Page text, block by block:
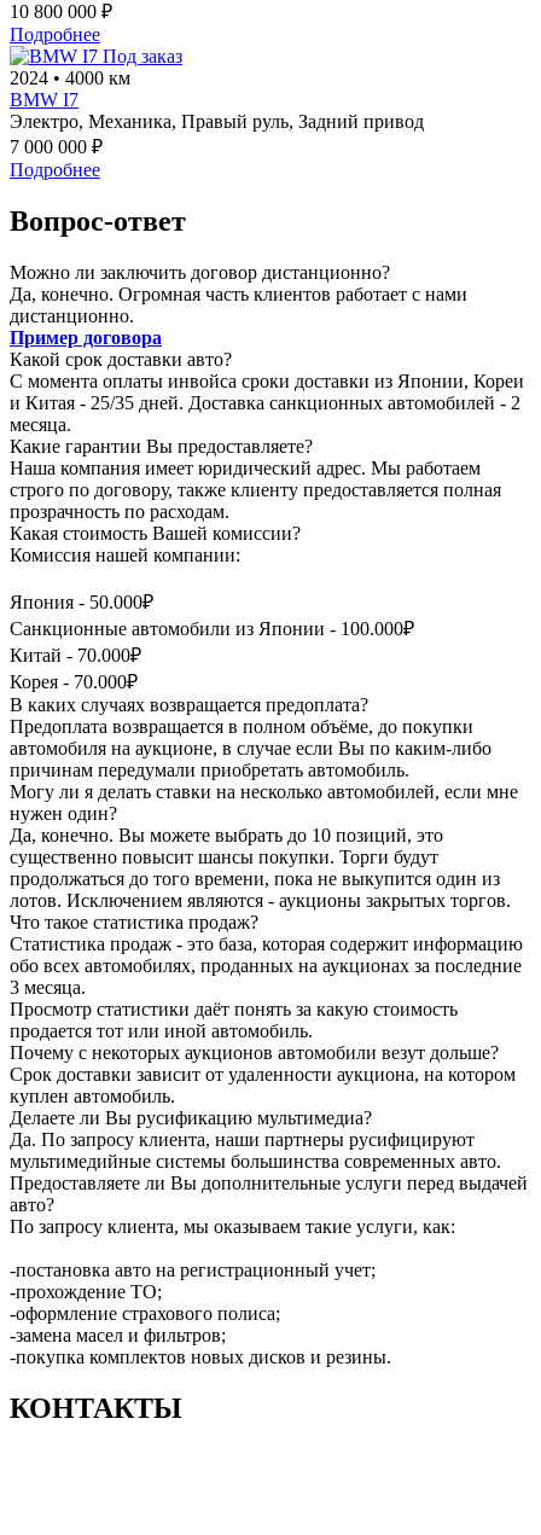
10 800 000 ₽
Подробнее
Под заказ
2024 • 4000 км
BMW I7
Электро, Механика, Правый руль, Задний привод
7 000 000 ₽
Подробнее
Вопрос-ответ
Можно ли заключить договор дистанционно?
Да, конечно. Огромная часть клиентов работает с нами
дистанционно.
Пример договора
Какой срок доставки авто?
С момента оплаты инвойса сроки доставки из Японии, Кореи
и Китая - 25/35 дней. Доставка санкционных автомобилей - 2
месяца.
Какие гарантии Вы предоставляете?
Наша компания имеет юридический адрес. Мы работаем
строго по договору, также клиенту предоставляется полная
прозрачность по расходам.
Какая стоимость Вашей комиссии?
Комиссия нашей компании:
Япония - 50.000₽
Санкционные автомобили из Японии - 100.000₽
Китай - 70.000₽
Корея - 70.000₽
В каких случаях возвращается предоплата?
Предоплата возвращается в полном объёме, до покупки
автомобиля на аукционе, в случае если Вы по каким-либо
причинам передумали приобретать автомобиль.
Могу ли я делать ставки на несколько автомобилей, если мне
нужен один?
Да, конечно. Вы можете выбрать до 10 позиций, это
существенно повысит шансы покупки. Торги будут
продолжаться до того времени, пока не выкупится один из
лотов. Исключением являются - аукционы закрытых торгов.
Что такое статистика продаж?
Статистика продаж - это база, которая содержит информацию
обо всех автомобилях, проданных на аукционах за последние
3 месяца.
Просмотр статистики даёт понять за какую стоимость
продается тот или иной автомобиль.
Почему с некоторых аукционов автомобили везут дольше?
Срок доставки зависит от удаленности аукциона, на котором
куплен автомобиль.
Делаете ли Вы русификацию мультимедиа?
Да. По запросу клиента, наши партнеры русифицируют
мультимедийные системы большинства современных авто.
Предоставляете ли Вы дополнительные услуги перед выдачей
авто?
По запросу клиента, мы оказываем такие услуги, как:
-постановка авто на регистрационный учет;
-прохождение ТО;
-оформление страхового полиса;
-замена масел и фильтров;
-покупка комплектов новых дисков и резины.
КОНТАКТЫ